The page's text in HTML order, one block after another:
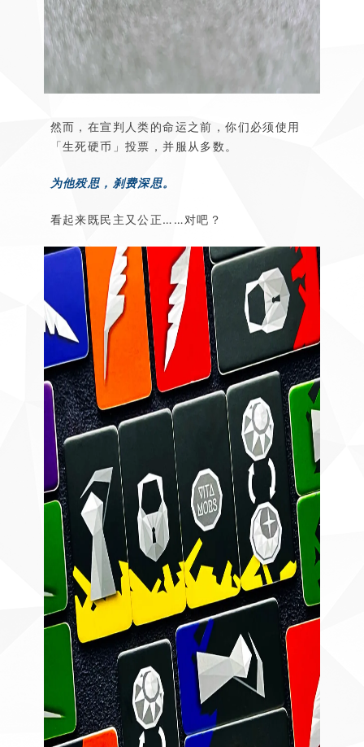
然而，在宣判人类的命运之前，你们必须使用
「生死硬币」投票，并服从多数。
为他殁思，刹费深思。
看起来既民主又公正……对吧？